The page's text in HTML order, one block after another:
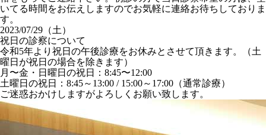
いてる時間をお伝えしますのでお気軽に連絡お待ちしておりま
す。
2023/07/29（土）
祝日の診察について
令和5年より祝日の午後診療をお休みとさせて頂きます。（土
曜日が祝日の場合を除きます）
月〜金・日曜日の祝日：8:45〜12:00
土曜日の祝日：8:45～13:00 / 15:00～17:00（通常診療）
ご迷惑おかけしますがよろしくお願い致します。